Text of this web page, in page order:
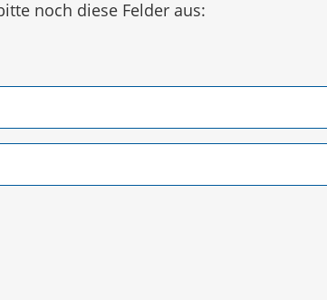
noch diese Felder aus: